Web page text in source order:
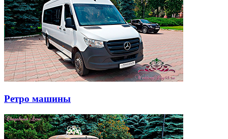
Ретро машины